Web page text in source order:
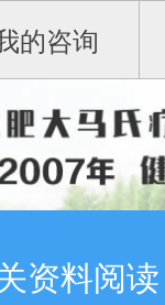
的咨询
资料阅读